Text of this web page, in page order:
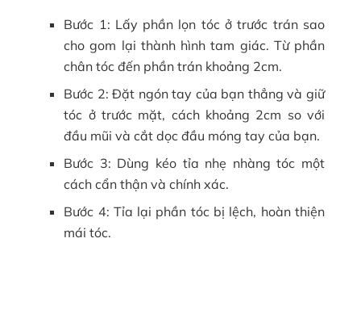
Bước 1: Lấy phần lọn tóc ở trước trán sao
cho gom lại thành hình tam giác. Từ phần
chân tóc đến phần trán khoảng 2cm.
Bước 2: Đặt ngón tay của bạn thẳng và giữ
tóc ở trước mặt, cách khoảng 2cm so với
đầu mũi và cắt dọc đầu móng tay của bạn.
Bước 3: Dùng kéo tỉa nhẹ nhàng tóc một
cách cẩn thận và chính xác.
Bước 4: Tỉa lại phần tóc bị lệch, hoàn thiện
mái tóc.